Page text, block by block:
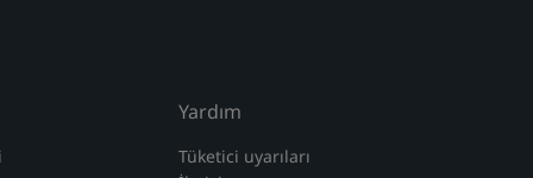
Yardım
Tüketici uyarıları